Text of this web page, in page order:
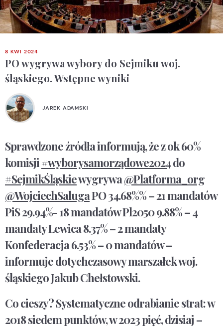
8 KWI 2024
PO wygrywa wybory do Sejmiku woj.
śląskiego. Wstępne wyniki
JAREK ADAMSKI
Sprawdzone źródła informują, że z ok 60%
komisji#wyborysamorządowe2024do
#SejmikŚląskiewygrywa@Platforma_org
@WojciechSalugaPO 34.68%% – 21 mandatów
PiS 29.94%- 18 mandatów Pl2050 9.88% – 4
mandaty Lewica 8.37% – 2 mandaty
Konfederacja 6.53% – 0 mandatów –
informuje dotychczasowy marszałek woj.
śląskiego Jakub Chełstowski.
Co cieszy? Systematyczne odrabianie strat: w
2018 siedem punktów, w 2023 pięć, dzisiaj –